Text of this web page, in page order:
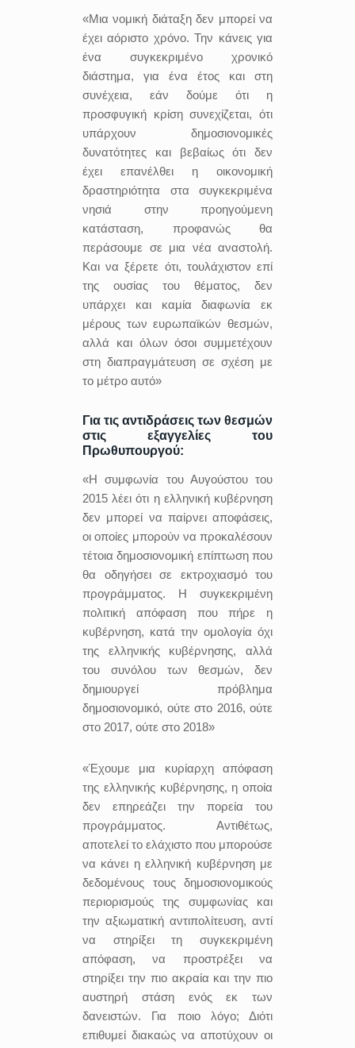
«Μια νομική διάταξη δεν μπορεί να
έχει αόριστο χρόνο. Την κάνεις για
ένα συγκεκριμένο χρονικό
διάστημα, για ένα έτος και στη
συνέχεια, εάν δούμε ότι η
προσφυγική κρίση συνεχίζεται, ότι
υπάρχουν δημοσιονομικές
δυνατότητες και βεβαίως ότι δεν
έχει επανέλθει η οικονομική
δραστηριότητα στα συγκεκριμένα
νησιά στην προηγούμενη
κατάσταση, προφανώς θα
περάσουμε σε μια νέα αναστολή.
Και να ξέρετε ότι, τουλάχιστον επί
της ουσίας του θέματος, δεν
υπάρχει και καμία διαφωνία εκ
μέρους των ευρωπαϊκών θεσμών,
αλλά και όλων όσοι συμμετέχουν
στη διαπραγμάτευση σε σχέση με
το μέτρο αυτό»
Για τις αντιδράσεις των θεσμών
στις εξαγγελίες του
Πρωθυπουργού:
«Η συμφωνία του Αυγούστου του
2015 λέει ότι η ελληνική κυβέρνηση
δεν μπορεί να παίρνει αποφάσεις,
οι οποίες μπορούν να προκαλέσουν
τέτοια δημοσιονομική επίπτωση που
θα οδηγήσει σε εκτροχιασμό του
προγράμματος. Η συγκεκριμένη
πολιτική απόφαση που πήρε η
κυβέρνηση, κατά την ομολογία όχι
της ελληνικής κυβέρνησης, αλλά
του συνόλου των θεσμών, δεν
δημιουργεί πρόβλημα
δημοσιονομικό, ούτε στο 2016, ούτε
στο 2017, ούτε στο 2018»
«Έχουμε μια κυρίαρχη απόφαση
της ελληνικής κυβέρνησης, η οποία
δεν επηρεάζει την πορεία του
προγράμματος. Αντιθέτως,
αποτελεί το ελάχιστο που μπορούσε
να κάνει η ελληνική κυβέρνηση με
δεδομένους τους δημοσιονομικούς
περιορισμούς της συμφωνίας και
την αξιωματική αντιπολίτευση, αντί
να στηρίξει τη συγκεκριμένη
απόφαση, να προστρέξει να
στηρίξει την πιο ακραία και την πιο
αυστηρή στάση ενός εκ των
δανειστών. Για ποιο λόγο; Διότι
επιθυμεί διακαώς να αποτύχουν οι